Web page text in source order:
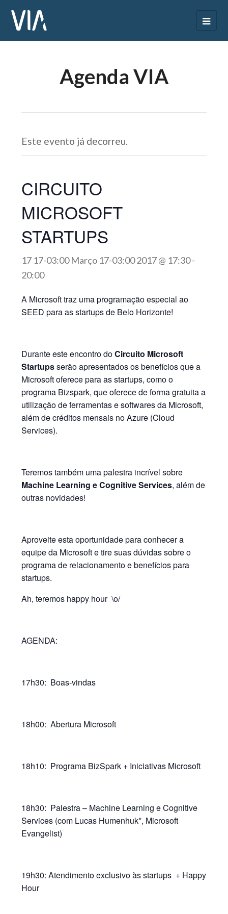
Agenda VIA
Este evento já decorreu.
CIRCUITO
MICROSOFT
STARTUPS
17 17-03:00 Março 17-03:00 2017 @ 17:30-
20:00
A Microsoft traz uma programação especial ao
SEEDpara as startups de Belo Horizonte!
Durante este encontro doCircuito Microsoft
Startupsserão apresentados os benefícios que a
Microsoft oferece para as startups, como o
programa Bizspark, que oferece de forma gratuita a
utilização de ferramentas e softwares da Microsoft,
além de créditos mensais no Azure (Cloud
Services).
Teremos também uma palestra incrível sobre
Machine Learning e Cognitive Services, além de
outras novidades!
Aproveite esta oportunidade para conhecer a
equipe da Microsoft e tire suas dúvidas sobre o
programa de relacionamento e benefícios para
startups.
Ah, teremos happy hour \o/
AGENDA:
17h30: Boas-vindas
18h00: Abertura Microsoft
18h10: Programa BizSpark + Iniciativas Microsoft
18h30: Palestra – Machine Learning e Cognitive
Services (com Lucas Humenhuk*, Microsoft
Evangelist)
19h30: Atendimento exclusivo às startups + Happy
Hour